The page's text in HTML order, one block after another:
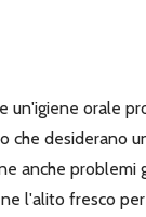
un'igiene orale
che desiderano
anche problemi
l'alito fresco